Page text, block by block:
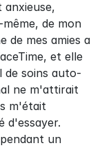
de mon
de mes amies a
et elle
de soins auto-
ne m'attirait
m'était
d'essayer.
un